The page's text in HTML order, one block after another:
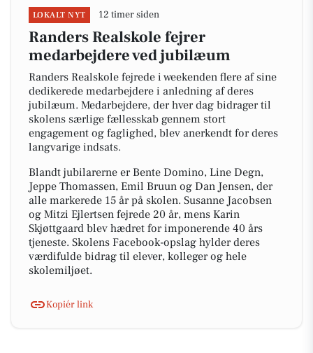
LOKALT NYT 12 timer siden
Randers Realskole fejrer
medarbejdere ved jubilæum
Randers Realskole fejrede i weekenden flere af sine
dedikerede medarbejdere i anledning af deres
jubilæum. Medarbejdere, der hver dag bidrager til
skolens særlige fællesskab gennem stort
engagement og faglighed, blev anerkendt for deres
langvarige indsats.
Blandt jubilarerne er Bente Domino, Line Degn,
Jeppe Thomassen, Emil Bruun og Dan Jensen, der
alle markerede 15 år på skolen. Susanne Jacobsen
og Mitzi Ejlertsen fejrede 20 år, mens Karin
Skjøttgaard blev hædret for imponerende 40 års
tjeneste. Skolens Facebook-opslag hylder deres
værdifulde bidrag til elever, kolleger og hele
skolemiljøet.
Kopiér link